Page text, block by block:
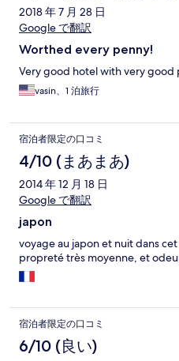
2018 年 7 月 28 日
Google で翻訳
Worthed every penny!
Very good hotel with very good
vasin、1 泊旅行
宿泊者限定の口コミ
4/10 (まあまあ)
2014 年 12 月 18 日
Google で翻訳
japon
voyage au japon et nuit dans
propreté très moyenne, et
宿泊者限定の口コミ
6/10 (良い)